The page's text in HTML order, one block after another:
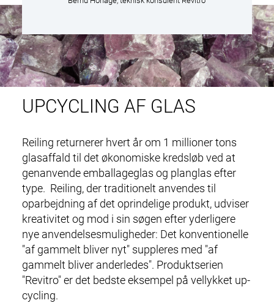
UPCYCLING AF GLAS
Reiling returnerer hvert år om 1 millioner tons
glasaffald til det økonomiske kredsløb ved at
genanvende emballageglas og planglas efter
type. Reiling, der traditionelt anvendes til
oparbejdning af det oprindelige produkt, udviser
kreativitet og mod i sin søgen efter yderligere
nye anvendelsesmuligheder: Det konventionelle
"af gammelt bliver nyt" suppleres med "af
gammelt bliver anderledes". Produktserien
"Revitro" er det bedste eksempel på vellykket up-
cycling.